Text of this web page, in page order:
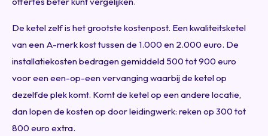
De ketel zelf is het grootste kostenpost. Een kwaliteitsketel
van een A-merk kost tussen de 1.000 en 2.000 euro. De
installatiekosten bedragen gemiddeld 500 tot 900 euro
voor een een-op-een vervanging waarbij de ketel op
dezelfde plek komt. Komt de ketel op een andere locatie,
dan lopen de kosten op door leidingwerk: reken op 300 tot
800 euro extra.